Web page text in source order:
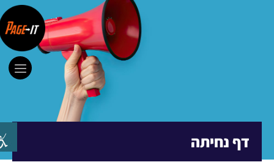
דף נחיתה